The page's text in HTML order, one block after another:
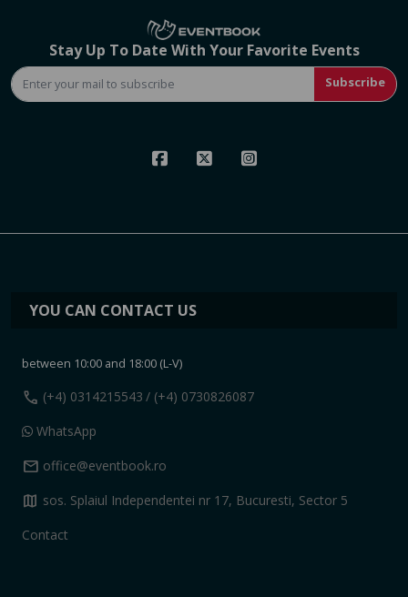
Stay Up To Date With Your Favorite Events
Subscribe
YOU CAN CONTACT US
between 10:00 and 18:00 (L-V)
call (+4) 0314215543 / (+4) 0730826087
WhatsApp
mail office@eventbook.ro
map sos. Splaiul Independentei nr 17, Bucuresti, Sector 5
Contact